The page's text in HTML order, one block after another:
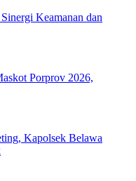
Keamanan dan
Porprov 2026,
Kapolsek Belawa